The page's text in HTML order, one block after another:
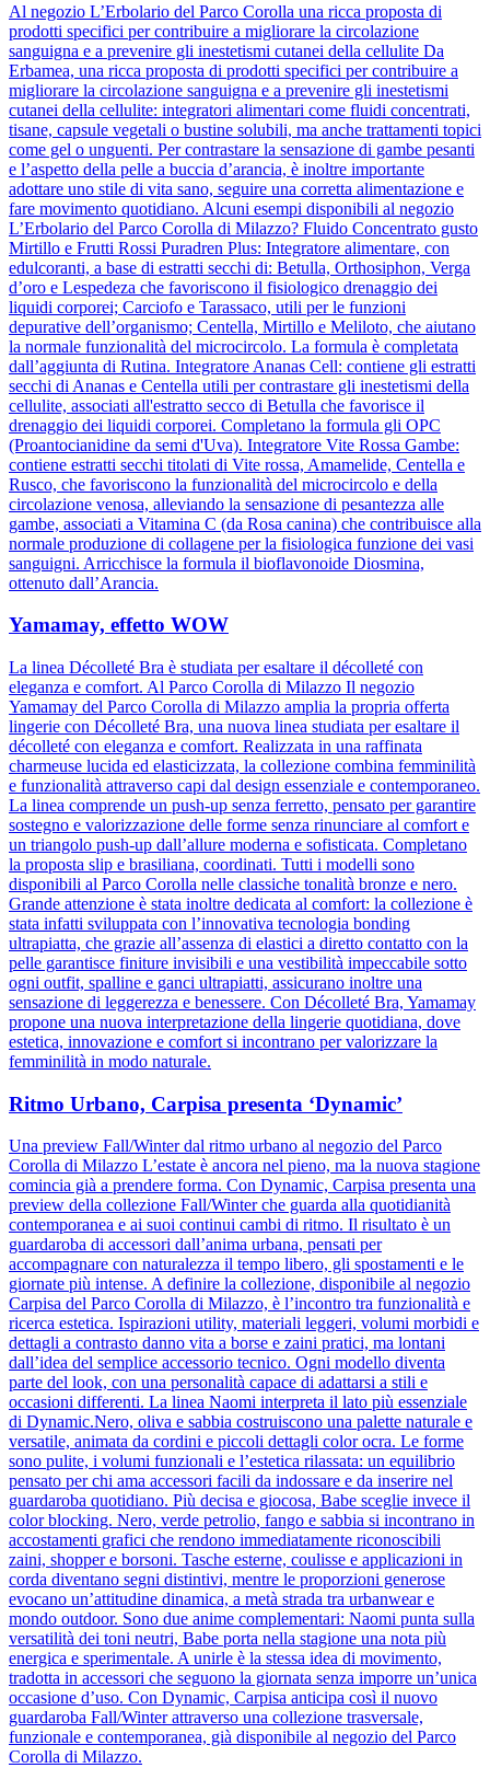
Al negozio L’Erbolario del Parco Corolla una ricca proposta di
prodotti specifici per contribuire a migliorare la circolazione
sanguigna e a prevenire gli inestetismi cutanei della cellulite Da
Erbamea, una ricca proposta di prodotti specifici per contribuire a
migliorare la circolazione sanguigna e a prevenire gli inestetismi
cutanei della cellulite: integratori alimentari come fluidi concentrati,
tisane, capsule vegetali o bustine solubili, ma anche trattamenti topici
come gel o unguenti. Per contrastare la sensazione di gambe pesanti
e l’aspetto della pelle a buccia d’arancia, è inoltre importante
adottare uno stile di vita sano, seguire una corretta alimentazione e
fare movimento quotidiano. Alcuni esempi disponibili al negozio
L’Erbolario del Parco Corolla di Milazzo? Fluido Concentrato gusto
Mirtillo e Frutti Rossi Puradren Plus: Integratore alimentare, con
edulcoranti, a base di estratti secchi di: Betulla, Orthosiphon, Verga
d’oro e Lespedeza che favoriscono il fisiologico drenaggio dei
liquidi corporei; Carciofo e Tarassaco, utili per le funzioni
depurative dell’organismo; Centella, Mirtillo e Meliloto, che aiutano
la normale funzionalità del microcircolo. La formula è completata
dall’aggiunta di Rutina. Integratore Ananas Cell: contiene gli estratti
secchi di Ananas e Centella utili per contrastare gli inestetismi della
cellulite, associati all'estratto secco di Betulla che favorisce il
drenaggio dei liquidi corporei. Completano la formula gli OPC
(Proantocianidine da semi d'Uva). Integratore Vite Rossa Gambe:
contiene estratti secchi titolati di Vite rossa, Amamelide, Centella e
Rusco, che favoriscono la funzionalità del microcircolo e della
circolazione venosa, alleviando la sensazione di pesantezza alle
gambe, associati a Vitamina C (da Rosa canina) che contribuisce alla
normale produzione di collagene per la fisiologica funzione dei vasi
sanguigni. Arricchisce la formula il bioflavonoide Diosmina,
ottenuto dall’Arancia.
Yamamay, effetto WOW
La linea Décolleté Bra è studiata per esaltare il décolleté con
eleganza e comfort. Al Parco Corolla di Milazzo Il negozio
Yamamay del Parco Corolla di Milazzo amplia la propria offerta
lingerie con Décolleté Bra, una nuova linea studiata per esaltare il
décolleté con eleganza e comfort. Realizzata in una raffinata
charmeuse lucida ed elasticizzata, la collezione combina femminilità
e funzionalità attraverso capi dal design essenziale e contemporaneo.
La linea comprende un push-up senza ferretto, pensato per garantire
sostegno e valorizzazione delle forme senza rinunciare al comfort e
un triangolo push-up dall’allure moderna e sofisticata. Completano
la proposta slip e brasiliana, coordinati. Tutti i modelli sono
disponibili al Parco Corolla nelle classiche tonalità bronze e nero.
Grande attenzione è stata inoltre dedicata al comfort: la collezione è
stata infatti sviluppata con l’innovativa tecnologia bonding
ultrapiatta, che grazie all’assenza di elastici a diretto contatto con la
pelle garantisce finiture invisibili e una vestibilità impeccabile sotto
ogni outfit, spalline e ganci ultrapiatti, assicurano inoltre una
sensazione di leggerezza e benessere. Con Décolleté Bra, Yamamay
propone una nuova interpretazione della lingerie quotidiana, dove
estetica, innovazione e comfort si incontrano per valorizzare la
femminilità in modo naturale.
Ritmo Urbano, Carpisa presenta ‘Dynamic’
Una preview Fall/Winter dal ritmo urbano al negozio del Parco
Corolla di Milazzo L’estate è ancora nel pieno, ma la nuova stagione
comincia già a prendere forma. Con Dynamic, Carpisa presenta una
preview della collezione Fall/Winter che guarda alla quotidianità
contemporanea e ai suoi continui cambi di ritmo. Il risultato è un
guardaroba di accessori dall’anima urbana, pensati per
accompagnare con naturalezza il tempo libero, gli spostamenti e le
giornate più intense. A definire la collezione, disponibile al negozio
Carpisa del Parco Corolla di Milazzo, è l’incontro tra funzionalità e
ricerca estetica. Ispirazioni utility, materiali leggeri, volumi morbidi e
dettagli a contrasto danno vita a borse e zaini pratici, ma lontani
dall’idea del semplice accessorio tecnico. Ogni modello diventa
parte del look, con una personalità capace di adattarsi a stili e
occasioni differenti. La linea Naomi interpreta il lato più essenziale
di Dynamic.Nero, oliva e sabbia costruiscono una palette naturale e
versatile, animata da cordini e piccoli dettagli color ocra. Le forme
sono pulite, i volumi funzionali e l’estetica rilassata: un equilibrio
pensato per chi ama accessori facili da indossare e da inserire nel
guardaroba quotidiano. Più decisa e giocosa, Babe sceglie invece il
color blocking. Nero, verde petrolio, fango e sabbia si incontrano in
accostamenti grafici che rendono immediatamente riconoscibili
zaini, shopper e borsoni. Tasche esterne, coulisse e applicazioni in
corda diventano segni distintivi, mentre le proporzioni generose
evocano un’attitudine dinamica, a metà strada tra urbanwear e
mondo outdoor. Sono due anime complementari: Naomi punta sulla
versatilità dei toni neutri, Babe porta nella stagione una nota più
energica e sperimentale. A unirle è la stessa idea di movimento,
tradotta in accessori che seguono la giornata senza imporre un’unica
occasione d’uso. Con Dynamic, Carpisa anticipa così il nuovo
guardaroba Fall/Winter attraverso una collezione trasversale,
funzionale e contemporanea, già disponibile al negozio del Parco
Corolla di Milazzo.